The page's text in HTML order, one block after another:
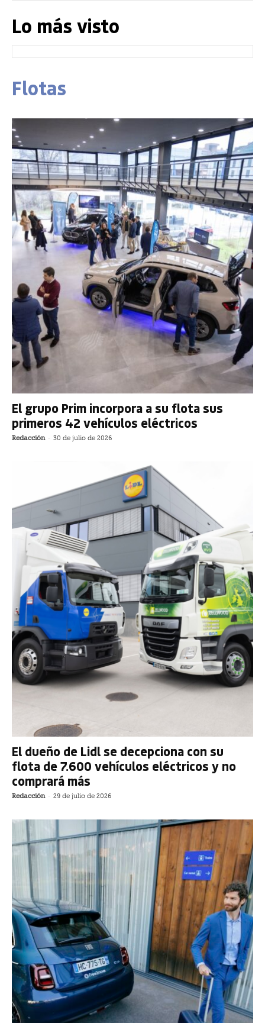
Lo más visto
Flotas
El grupo Prim incorpora a su flota sus
primeros 42 vehículos eléctricos
Redacción - 30 de julio de 2026
El dueño de Lidl se decepciona con su
flota de 7.600 vehículos eléctricos y no
comprará más
Redacción - 29 de julio de 2026